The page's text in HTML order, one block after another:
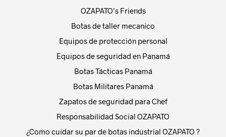
OZAPATO’s Friends
Botas de taller mecanico
Equipos de protección personal
Equipos de seguridad en Panamá
Botas Tácticas Panamá
Botas Militares Panamá
Zapatos de seguridad para Chef
Responsabilidad Social OZAPATO
¿Como cuidar su par de botas industrial OZAPATO ?